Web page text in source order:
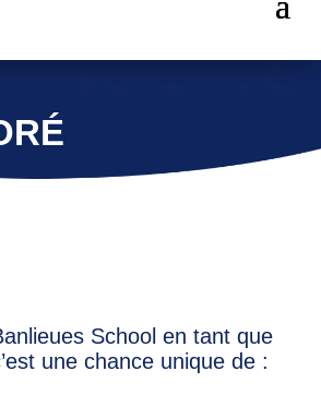
School en tant que
une chance unique de :